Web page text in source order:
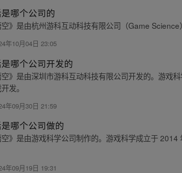
哪个公司的
空》是由杭州游科互动科技有限公司（Game Science
年10月04日 23:05
哪个公司开发的
空》是由深圳市游科互动科技有限公司开发的。游
发。
年09月30日 21:59
哪个公司做的
空》是由游戏科学公司制作的。游戏科学成立于
年09月19日 19:31